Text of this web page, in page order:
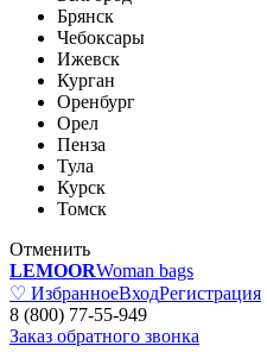
Брянск
Чебоксары
Ижевск
Курган
Оренбург
Орел
Пенза
Тула
Курск
Томск
Отменить
LEMOORWoman bags
♡ ИзбранноеВходРегистрация
8 (800) 77-55-949
Заказ обратного звонка